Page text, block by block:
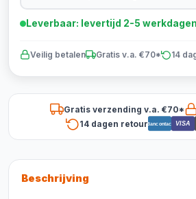
Leverbaar: levertijd 2-5 werkdagen
Veilig betalen Gratis v.a. €70* 14
Gratis verzending v.a. €70*
14 dagen retourBancontact VISA
Beschrijving